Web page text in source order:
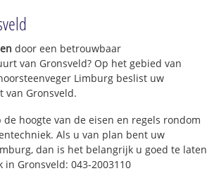
door een betrouwbaar
van Gronsveld? Op het gebied van
Limburg beslist uw
van Gronsveld.
hoogte van de eisen en regels rondom
Als u van plan bent uw
dan is het belangrijk u goed te laten
in Gronsveld: 043-2003110